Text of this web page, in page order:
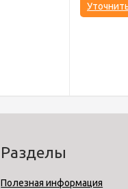
Разделы
Полезная информация